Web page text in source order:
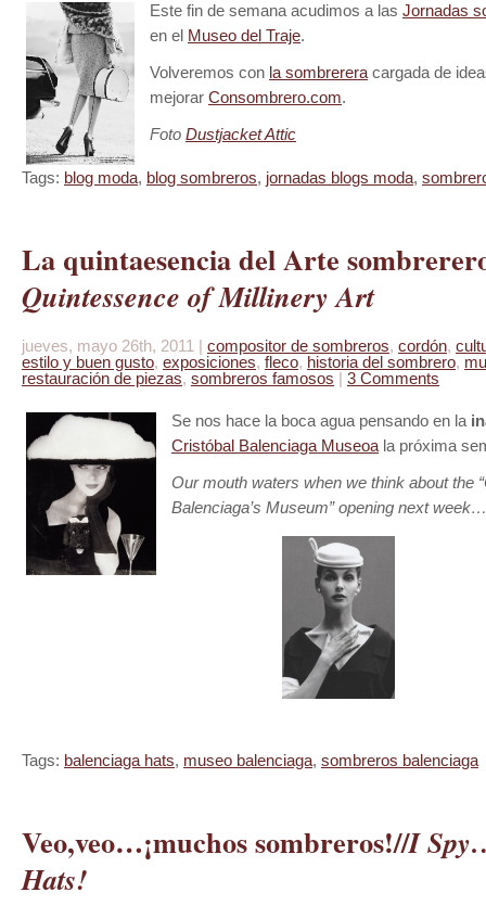
Este fin de semana acudimos a las Jornadas
en el Museo del Traje.
Volveremos con la sombrerera cargada de
mejorar Consombrero.com.
Foto Dustjacket Attic
Tags: blog moda, blog sombreros, jornadas blogs moda,
La quintaesencia del Arte
Quintessence of Millinery Art
jueves, mayo 26th, 2011 | compositor de sombreros, cordón,
estilo y buen gusto, exposiciones, fleco, historia del sombrero,
restauración de piezas, sombreros famosos | 3 Comments
Se nos hace la boca agua pensando en la
Cristóbal Balenciaga Museoa la próxima
Our mouth waters when we think about the
Balenciaga’s Museum” opening next week…
Tags: balenciaga hats, museo balenciaga, sombreros balenciaga
Veo,veo…¡muchos sombreros!//I
Hats!